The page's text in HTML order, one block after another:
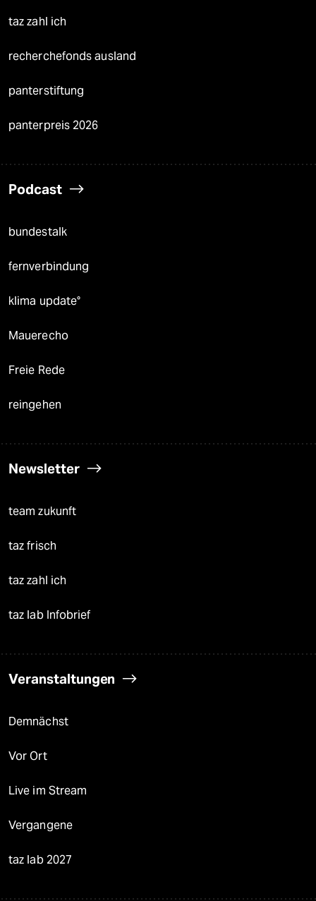
taz zahl ich
recherchefonds ausland
panterstiftung
panterpreis 2026
Podcast
bundestalk
fernverbindung
klima update°
Mauerecho
Freie Rede
reingehen
Newsletter
team zukunft
taz frisch
taz zahl ich
taz lab Infobrief
Veranstaltungen
Demnächst
Vor Ort
Live im Stream
Vergangene
taz lab 2027